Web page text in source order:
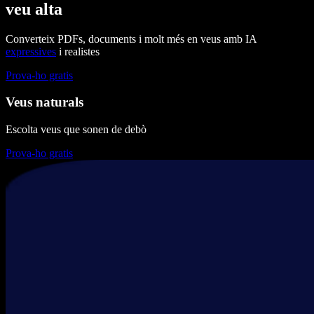
veu alta
Converteix PDFs, documents i molt més en veus amb IA
expressives i realistes
Prova-ho gratis
Veus naturals
Escolta veus que sonen de debò
Prova-ho gratis